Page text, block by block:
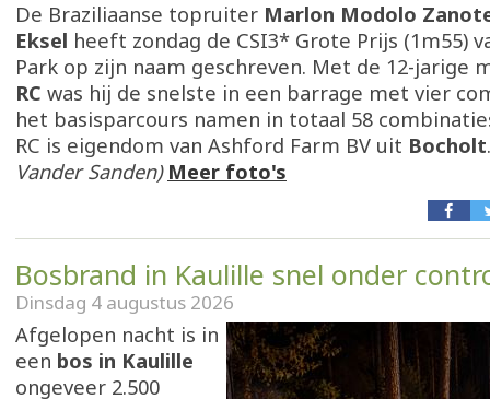
De Braziliaanse topruiter Marlon Modolo
Eksel heeft zondag de CSI3* Grote Prijs (1m55)
Park op zijn naam geschreven. Met de 12-jarige
RC was hij de snelste in een barrage met vier
het basisparcours namen in totaal 58
RC is eigendom van Ashford Farm BV uit Bocholt
Vander Sanden) Meer foto's
Bosbrand in Kaulille snel onder
Dinsdag 4 augustus 2026
Afgelopen nacht is in
een bos in Kaulille
ongeveer 2.500